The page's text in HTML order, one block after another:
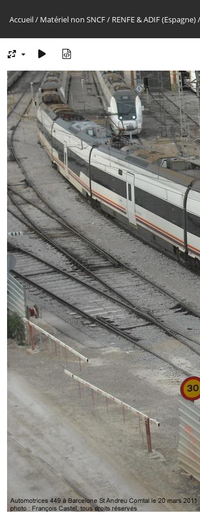
Accueil/ Matériel non SNCF/ RENFE & ADIF (Espagne)/